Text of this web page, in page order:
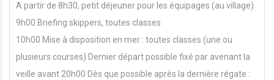
A partir de 8h30, petit déjeuner pour les équipages (au village)
9h00 Briefing skippers, toutes classes
10h00 Mise à disposition en mer : toutes classes (une ou
plusieurs courses) Dernier départ possible fixé par avenant la
veille avant 20h00 Dès que possible après la dernière régate :